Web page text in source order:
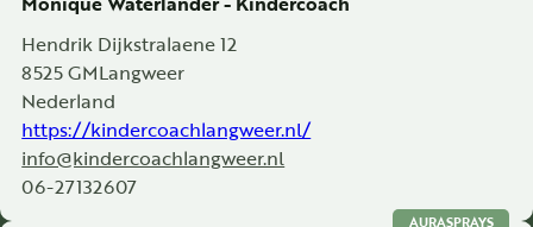
Hendrik Dijkstralaene 12
8525 GMLangweer
Nederland
https://kindercoachlangweer.nl/
info@kindercoachlangweer.nl
06-27132607
AURASPRAYS